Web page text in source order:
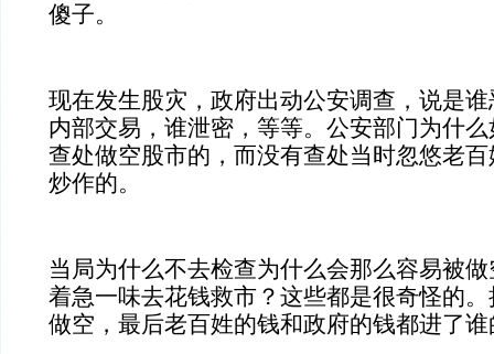
傻子。
现在发生股灾，政府出动公安调查，说是
内部交易，谁泄密，等等。公安部门为什
查处做空股市的，而没有查处当时忽悠老
炒作的。
当局为什么不去检查为什么会那么容易被
着急一味去花钱救市？这些都是很奇怪的
做空，最后老百姓的钱和政府的钱都进了